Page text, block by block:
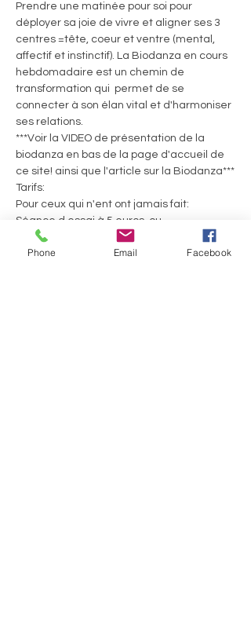
Prendre une matinée pour soi pour
déployer sa joie de vivre et aligner ses 3
centres =tête, coeur et ventre (mental,
affectif et instinctif). La Biodanza en cours
hebdomadaire est un chemin de
transformation qui  permet de se
connecter à son élan vital et d'harmoniser
ses relations.
***Voir la VIDEO de présentation de la
biodanza en bas de la page d'accueil de
ce site! ainsi que l'article sur la Biodanza***
Tarifs:
Pour ceux qui n'ent ont jamais fait:
Séance d essai à 5 euros  ou
Welcome pack debutant de 4 séances à
45 euros (=1e cours gratuit)
Phone Email Facebook